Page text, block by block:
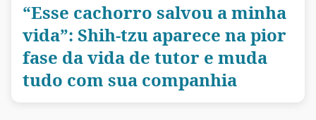
“Esse cachorro salvou a minha
vida”: Shih-tzu aparece na pior
fase da vida de tutor e muda
tudo com sua companhia